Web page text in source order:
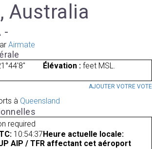
Australia
-
Airmate
Élévation : feet MSL.
AJOUTER VOTRE VOTE
à Queensland
required
10:54:37 Heure actuelle locale:
AIP / TFR affectant cet aéroport